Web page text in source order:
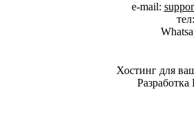
e-mail:
Хостинг для